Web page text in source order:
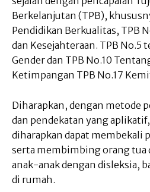
Berkelanjutan (TPB),
Pendidikan Berkualitas, TPB
dan Kesejahteraan. TPB No.5
Gender dan TPB No.10
Ketimpangan TPB No.17
Diharapkan, dengan metode
dan pendekatan yang
diharapkan dapat membekali
serta membimbing orang tua
anak-anak dengan disleksia,
di rumah.